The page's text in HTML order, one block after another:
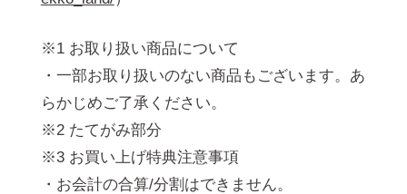
※1 お取り扱い商品について
・一部お取り扱いのない商品もございます。あ
らかじめご了承ください。
※2 たてがみ部分
※3 お買い上げ特典注意事項
・お会計の合算/分割はできません。